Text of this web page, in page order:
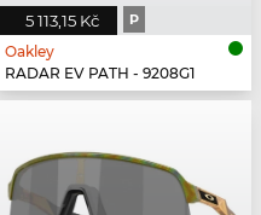
5 113,15 Kč P
Oakley
RADAR EV PATH - 9208G1